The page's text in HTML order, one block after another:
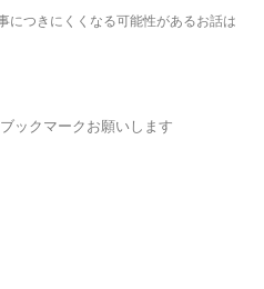
につきにくくなる可能性があるお話は
ックマークお願いします